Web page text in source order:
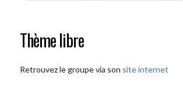
Thème libre
Retrouvez le groupe via son site internet